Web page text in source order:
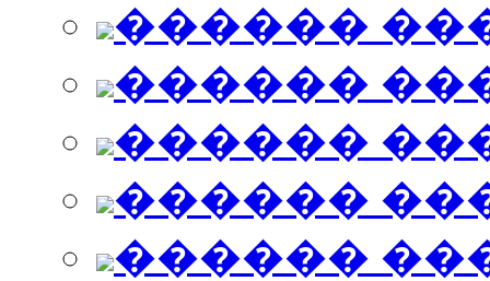
������
������
������
������
������